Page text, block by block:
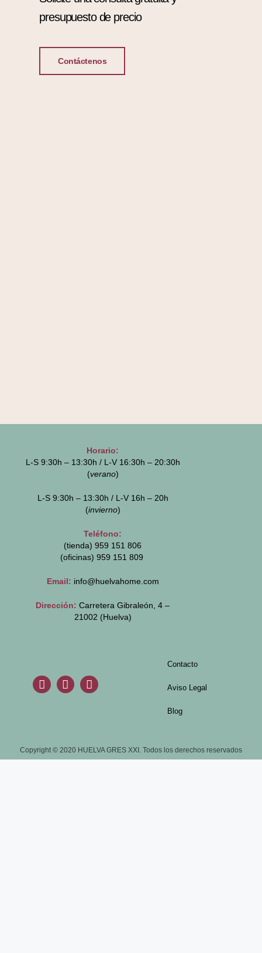
presupuesto de precio
Contáctenos
Horario:
L-S 9:30h – 13:30h / L-V 16:30h – 20:30h
(verano)
L-S 9:30h – 13:30h / L-V 16h – 20h
(invierno)
Teléfono:
(tienda) 959 151 806
(oficinas) 959 151 809
Email: info@huelvahome.com
Dirección: Carretera Gibraleón, 4 –
21002 (Huelva)
Contacto
Aviso Legal
Blog
Copyright © 2020 HUELVA GRES XXI. Todos los derechos reservados